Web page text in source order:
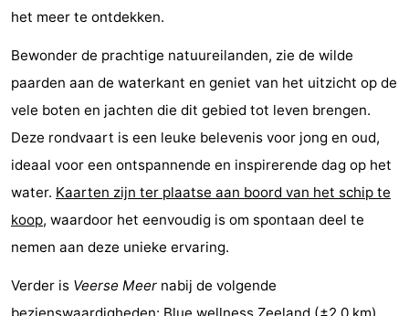
Minigolfbanen
Wellness
centra
Dorpen
Steden
Rondleidingen
-
Fietsen
het meer te ontdekken.
Bewonder de prachtige natuureilanden, zie de wilde
paarden aan de waterkant en geniet van het uitzicht op de
vele boten en jachten die dit gebied tot leven brengen.
Deze rondvaart is een leuke belevenis voor jong en oud,
ideaal voor een ontspannende en inspirerende dag op het
water. Kaarten zijn ter plaatse aan boord van het schip te
koop, waardoor het eenvoudig is om spontaan deel te
nemen aan deze unieke ervaring.
Verder is Veerse Meer nabij de volgende